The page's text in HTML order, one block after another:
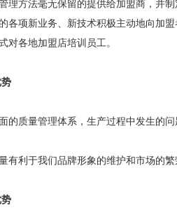
方法毫无保留的提供给加盟商，并制
项新业务、新技术积极主动地向加盟
各地加盟店培训员工。
的质量管理体系，生产过程中发生的
有利于我们品牌形象的维护和市场的繁